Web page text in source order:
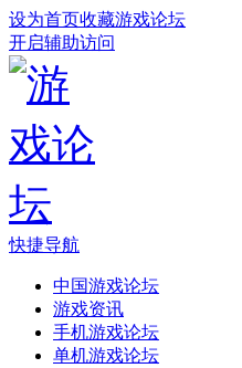
设为首页收藏游戏论坛
开启辅助访问
快捷导航
中国游戏论坛
游戏资讯
手机游戏论坛
单机游戏论坛